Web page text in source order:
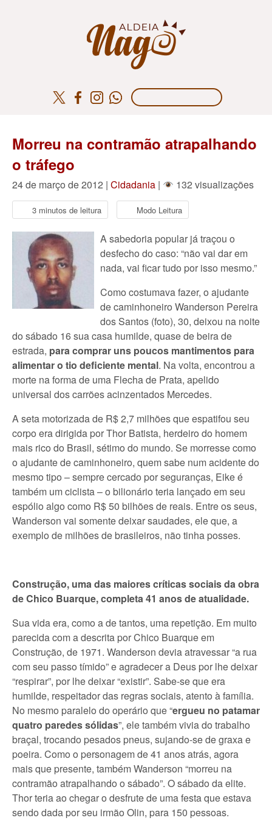
Morreu na contramão atrapalhando
o tráfego
24 de março de 2012 | Cidadania | 132 visualizações
3 minutos de leitura Modo Leitura
A sabedoria popular já traçou o
desfecho do caso: “não vai dar em
nada, vai ficar tudo por isso mesmo.”
Como costumava fazer, o ajudante
de caminhoneiro Wanderson Pereira
dos Santos (foto), 30, deixou na noite
do sábado 16 sua casa humilde, quase de beira de
estrada, para comprar uns poucos mantimentos para
alimentar o tio deficiente mental. Na volta, encontrou a
morte na forma de uma Flecha de Prata, apelido
universal dos carrões acinzentados Mercedes.
A seta motorizada de R$ 2,7 milhões que espatifou seu
corpo era dirigida por Thor Batista, herdeiro do homem
mais rico do Brasil, sétimo do mundo. Se morresse como
o ajudante de caminhoneiro, quem sabe num acidente do
mesmo tipo – sempre cercado por seguranças, Eike é
também um ciclista – o bilionário teria lançado em seu
espólio algo como R$ 50 bilhões de reais. Entre os seus,
Wanderson vai somente deixar saudades, ele que, a
exemplo de milhões de brasileiros, não tinha posses.
Construção, uma das maiores críticas sociais da obra
de Chico Buarque, completa 41 anos de atualidade.
Sua vida era, como a de tantos, uma repetição. Em muito
parecida com a descrita por Chico Buarque em
Construção, de 1971. Wanderson devia atravessar “a rua
com seu passo tímido” e agradecer a Deus por lhe deixar
“respirar”, por lhe deixar “existir”. Sabe-se que era
humilde, respeitador das regras sociais, atento à família.
No mesmo paralelo do operário que “ergueu no patamar
quatro paredes sólidas”, ele também vivia do trabalho
braçal, trocando pesados pneus, sujando-se de graxa e
poeira. Como o personagem de 41 anos atrás, agora
mais que presente, também Wanderson “morreu na
contramão atrapalhando o sábado”. O sábado da elite.
Thor teria ao chegar o desfrute de uma festa que estava
sendo dada por seu irmão Olin, para 150 pessoas.